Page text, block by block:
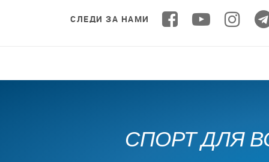
СЛЕДИ ЗА НАМИ
СПОРТ ДЛЯ